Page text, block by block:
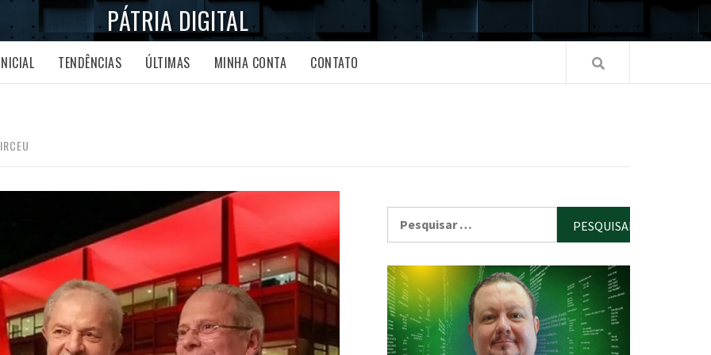
PÁTRIA DIGITAL
TENDÊNCIAS ÚLTIMAS MINHA CONTA CONTATO